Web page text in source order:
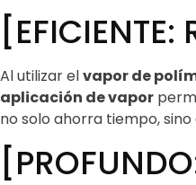
Al utilizar elvapor de
aplicación de vapor
no solo ahorra tiempo,